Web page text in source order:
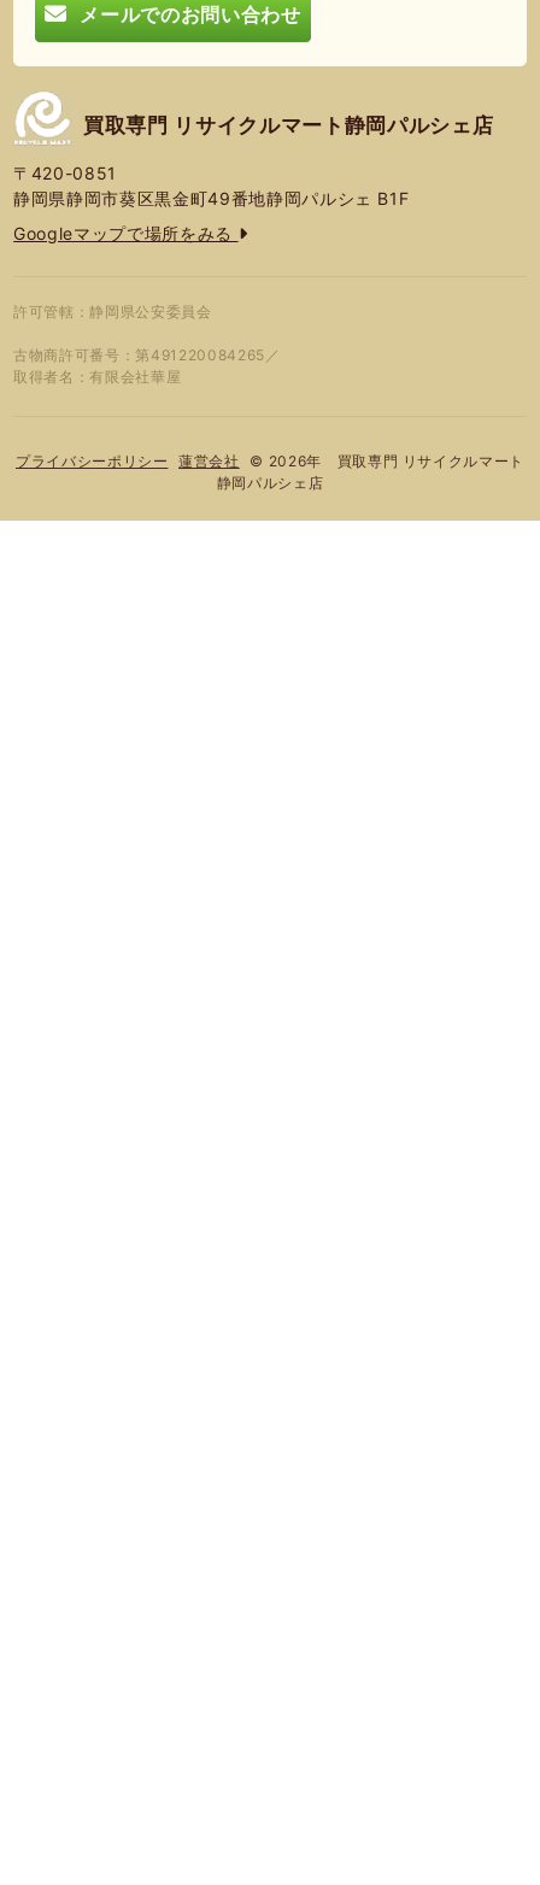
メールでのお問い合わせ
買取専門 リサイクルマート静岡パルシェ店
〒420-0851
静岡県静岡市葵区黒金町49番地静岡パルシェ B1F
Googleマップで場所をみる
許可管轄：静岡県公安委員会
古物商許可番号：第491220084265／
取得者名：有限会社華屋
プライバシーポリシー 蓮営会社
© 2026年 買取専門 リサイクルマート
静岡パルシェ店